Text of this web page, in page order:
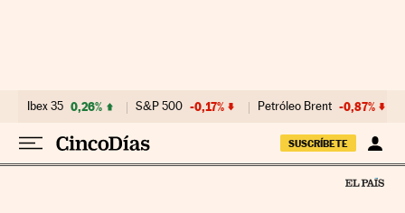
Ibex 35 0,26% S&P 500 -0,17% Petróleo Brent -0,87%
SUSCRÍBETE